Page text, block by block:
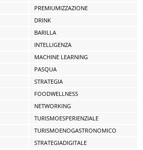
PREMIUMIZZAZIONE
DRINK
BARILLA
INTELLIGENZA
MACHINE LEARNING
PASQUA
STRATEGIA
FOODWELLNESS
NETWORKING
TURISMOESPERIENZIALE
TURISMOENOGASTRONOMICO
STRATEGIADIGITALE